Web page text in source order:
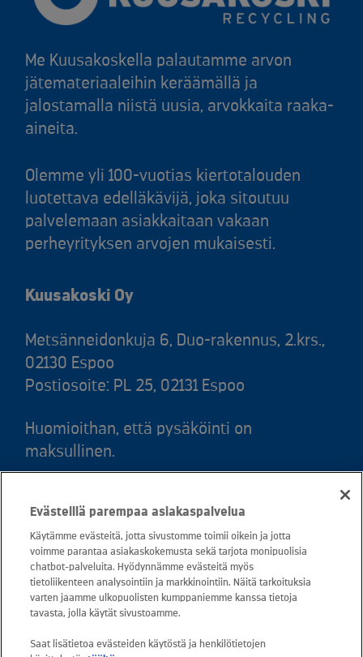
Me Kuusakoskella palautamme arvon
jätemateriaaleihin keräämällä ja
jalostamalla niistä uusia, arvokkaita raaka-
aineita.
Olemme yli 100-vuotias kiertotalouden
luotettava edelläkävijä, joka sitoutuu
palvelemaan asiakkaitaan vakaan
perheyrityksen arvojen mukaisesti.
Kuusakoski Oy
Metsänneidonkuja 6, Duo-rakennus, 2.krs.,
02130 Espoo
Postiosoite: PL 25, 02131 Espoo
Huomioithan, että pysäköinti on
maksullinen.
snt/puhelu + 16,69 snt/min)
Asiakaspalvelu: 0800 30880
avoinna arkisin ma - pe klo 8-16
sähköposti:
Evästeillä parempaa asiakaspalvelua
Käytämme evästeitä, jotta sivustomme toimii oikein ja jotta
voimme parantaa asiakaskokemusta sekä tarjota monipuolisia
chatbot-palveluita. Hyödynnämme evästeitä myös
tietoliikenteen analysointiin ja markkinointiin. Näitä tarkoituksia
varten jaamme ulkopuolisten kumppaniemme kanssa tietoja
tavasta, jolla käytät sivustoamme.
Saat lisätietoa evästeiden käytöstä ja henkilötietojen